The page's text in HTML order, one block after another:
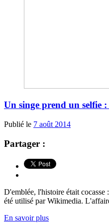
Un singe prend un selfie
Publié le 7 août 2014
Partager :
D'emblée, l'histoire était
été utilisé par Wikimedia.
En savoir plus